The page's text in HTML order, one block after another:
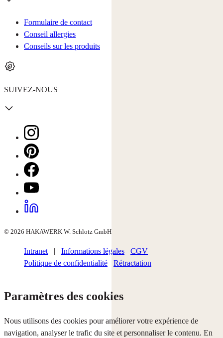
Formulaire de contact
Conseil allergies
Conseils sur les produits
SUIVEZ-NOUS
© 2026 HAKAWERK W. Schlotz GmbH
Intranet | Informations légales
CGV
Politique de confidentialité
Rétractation
Paramètres des cookies
Nous utilisons des cookies pour améliorer votre expérience de
navigation, analyser le trafic du site et personnaliser le contenu. En